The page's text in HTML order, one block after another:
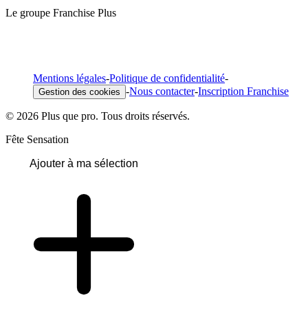
Le groupe Franchise Plus
Mentions légales-Politique de confidentialité-
Gestion des cookies -Nous contacter-Inscription Franchise
© 2026 Plus que pro. Tous droits réservés.
Fête Sensation
Ajouter à ma sélection